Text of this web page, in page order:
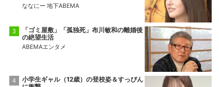
ななにー 地下ABEMA
「ゴミ屋敷」「孤独死」布川敏和の離婚後
の絶望生活
ABEMAエンタメ
小学生ギャル（12歳）の登校姿＆すっぴん